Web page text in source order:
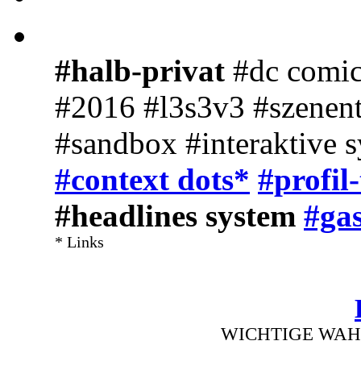
#halb-privat #dc
#2016 #l3s3v3
#sandbox #interaktive
#context dots*
#headlines system
* Links
WICHTIGE